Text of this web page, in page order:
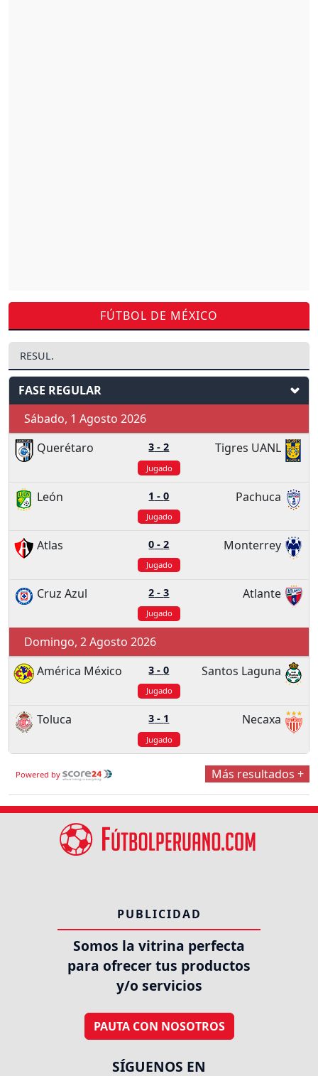
FÚTBOL DE MÉXICO
RESUL.
FASE REGULAR
Sábado, 1 Agosto 2026
Querétaro
3 -2 Tigres UANL
Jugado
León 1 -0 Pachuca
Jugado
Atlas 0 -2 Monterrey
Jugado
Cruz Azul 2 -3 Atlante
Jugado
Domingo, 2 Agosto 2026
América México
3 -0 Santos Laguna
Jugado
Toluca 3 - 1 Necaxa
Jugado
Powered by Más resultados +
PUBLICIDAD
Somos la vitrina perfecta
para ofrecer tus productos
y/o servicios
PAUTA CON NOSOTROS
SÍGUENOS EN